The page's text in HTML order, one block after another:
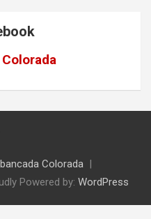
Colorada
Powered by: WordPress